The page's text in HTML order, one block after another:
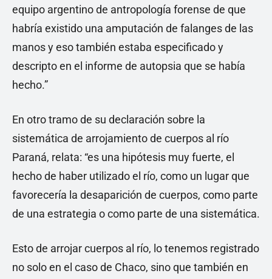
equipo argentino de antropología forense de que
habría existido una amputación de falanges de las
manos y eso también estaba especificado y
descripto en el informe de autopsia que se había
hecho.”
En otro tramo de su declaración sobre la
sistemática de arrojamiento de cuerpos al río
Paraná, relata: “es una hipótesis muy fuerte, el
hecho de haber utilizado el río, como un lugar que
favorecería la desaparición de cuerpos, como parte
de una estrategia o como parte de una sistemática.
Esto de arrojar cuerpos al río, lo tenemos registrado
no solo en el caso de Chaco, sino que también en